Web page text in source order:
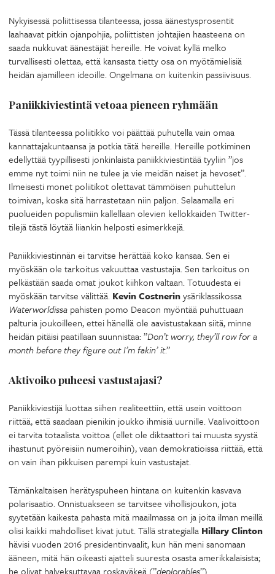
Nykyisessä poliittisessa tilanteessa, jossa äänestysprosentit
laahaavat pitkin ojanpohjia, poliittisten johtajien haasteena on
saada nukkuvat äänestäjät hereille. He voivat kyllä melko
turvallisesti olettaa, että kansasta tietty osa on myötämielisiä
heidän ajamilleen ideoille. Ongelmana on kuitenkin passiivisuus.
Paniikkiviestintä vetoaa pieneen ryhmään
Tässä tilanteessa poliitikko voi päättää puhutella vain omaa
kannattajakuntaansa ja potkia tätä hereille. Hereille potkiminen
edellyttää tyypillisesti jonkinlaista paniikkiviestintää tyyliin ”jos
emme nyt toimi niin ne tulee ja vie meidän naiset ja hevoset”.
Ilmeisesti monet poliitikot olettavat tämmöisen puhuttelun
toimivan, koska sitä harrastetaan niin paljon. Selaamalla eri
puolueiden populismiin kallellaan olevien kellokkaiden Twitter-
tilejä tästä löytää liiankin helposti esimerkkejä.
Paniikkiviestinnän ei tarvitse herättää koko kansaa. Sen ei
myöskään ole tarkoitus vakuuttaa vastustajia. Sen tarkoitus on
pelkästään saada omat joukot kiihkon valtaan. Totuudesta ei
myöskään tarvitse välittää. Kevin Costnerinysäriklassikossa
Waterworldissa pahisten pomo Deacon myöntää puhuttuaan
palturia joukoilleen, ettei hänellä ole aavistustakaan siitä, minne
heidän pitäisi paatillaan suunnistaa: ”Don’t worry, they’ll row for a
month before they figure out I’m fakin’ it.”
Aktivoiko puheesi vastustajasi?
Paniikkiviestijä luottaa siihen realiteettiin, että usein voittoon
riittää, että saadaan pienikin joukko ihmisiä uurnille. Vaalivoittoon
ei tarvita totaalista voittoa (ellet ole diktaattori tai muusta syystä
ihastunut pyöreisiin numeroihin), vaan demokratioissa riittää, että
on vain ihan pikkuisen parempi kuin vastustajat.
Tämänkaltaisen herätyspuheen hintana on kuitenkin kasvava
polarisaatio. Onnistuakseen se tarvitsee vihollisjoukon, jota
syytetään kaikesta pahasta mitä maailmassa on ja joita ilman meillä
olisi kaikki mahdolliset kivat jutut. Tällä strategialla Hillary Clinton
hävisi vuoden 2016 presidentinvaalit, kun hän meni sanomaan
ääneen, mitä hän oikeasti ajatteli suuresta osasta amerikkalaisista;
he olivat halveksuttavaa roskaväkeä (”deplorables”).